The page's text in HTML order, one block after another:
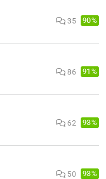
35 90%
86 91%
62 93%
50 93%